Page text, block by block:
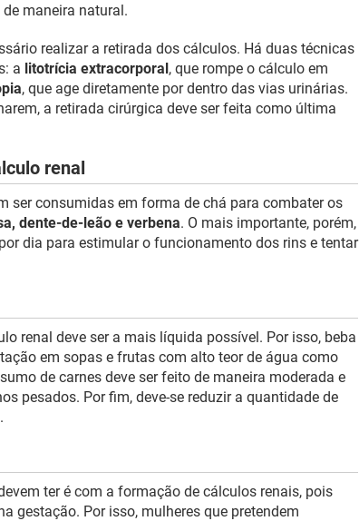
maneira natural.
realizar a retirada dos cálculos. Há duas técnicas
a litotrícia extracorporal, que rompe o cálculo em
, que age diretamente por dentro das vias urinárias.
a retirada cirúrgica deve ser feita como última
renal
ser consumidas em forma de chá para combater os
dente-de-leão e verbena. O mais importante, porém,
dia para estimular o funcionamento dos rins e tentar
renal deve ser a mais líquida possível. Por isso, beba
em sopas e frutas com alto teor de água como
de carnes deve ser feito de maneira moderada e
pesados. Por fim, deve-se reduzir a quantidade de
ter é com a formação de cálculos renais, pois
gestação. Por isso, mulheres que pretendem